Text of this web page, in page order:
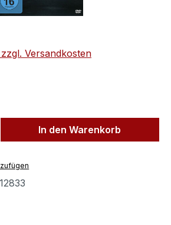
Versandkosten
Gib den
In den Warenkorb
12833